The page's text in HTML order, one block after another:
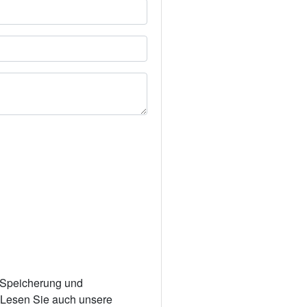
und
Sie auch unsere